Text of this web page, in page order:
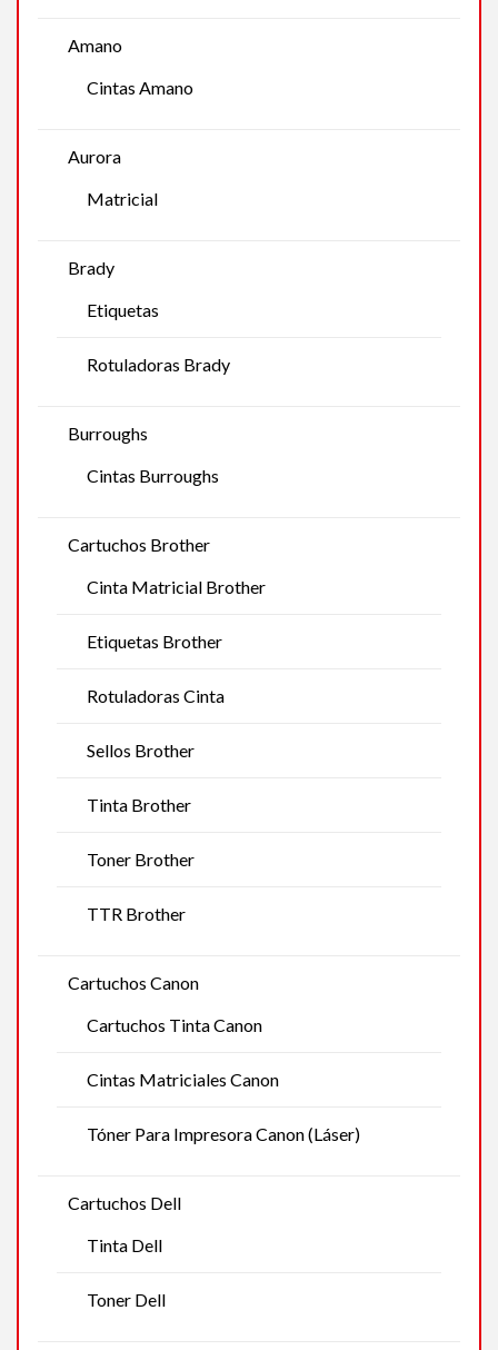
Amano
Cintas Amano
Aurora
Matricial
Brady
Etiquetas
Rotuladoras Brady
Burroughs
Cintas Burroughs
Cartuchos Brother
Cinta Matricial Brother
Etiquetas Brother
Rotuladoras Cinta
Sellos Brother
Tinta Brother
Toner Brother
TTR Brother
Cartuchos Canon
Cartuchos Tinta Canon
Cintas Matriciales Canon
Tóner Para Impresora Canon (Láser)
Cartuchos Dell
Tinta Dell
Toner Dell